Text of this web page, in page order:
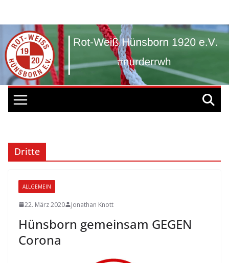
springen
Dritte
ALLGEMEIN
22. März 2020 Jonathan Knott
Hünsborn gemeinsam GEGEN
Corona